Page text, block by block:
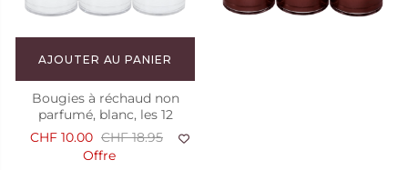
AJOUTER AU PANIER
Bougies à réchaud non
parfumé, blanc, les 12
CHF 10.00 CHF 18.95
Offre